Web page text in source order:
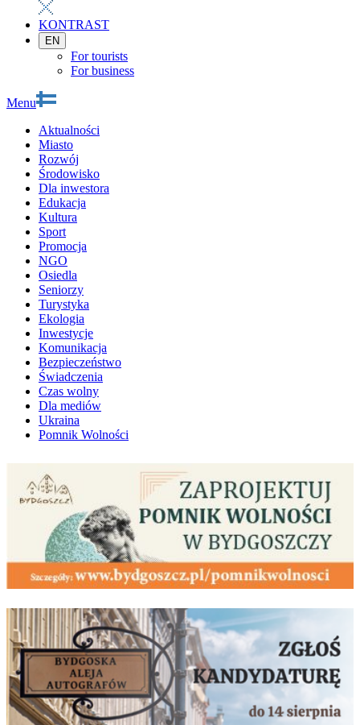
KONTRAST
EN
For tourists
For business
Menu
Aktualności
Miasto
Rozwój
Środowisko
Dla inwestora
Edukacja
Kultura
Sport
Promocja
NGO
Osiedla
Seniorzy
Turystyka
Ekologia
Inwestycje
Komunikacja
Bezpieczeństwo
Świadczenia
Czas wolny
Dla mediów
Ukraina
Pomnik Wolności